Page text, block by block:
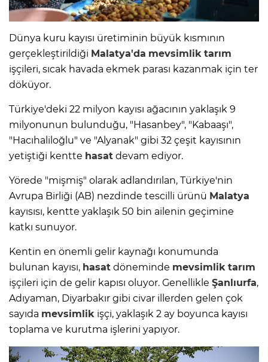
Dünya kuru kayısı üretiminin büyük kısmının
gerçekleştirildiği Malatya'da mevsimlik tarım
işçileri, sıcak havada ekmek parası kazanmak için ter
döküyor.
Türkiye'deki 22 milyon kayısı ağacının yaklaşık 9
milyonunun bulunduğu, "Hasanbey", "Kabaaşı",
"Hacıhaliloğlu" ve "Alyanak" gibi 32 çeşit kayısının
yetiştiği kentte hasat devam ediyor.
Yörede "mişmiş" olarak adlandırılan, Türkiye'nin
Avrupa Birliği (AB) nezdinde tescilli ürünü Malatya
kayısısı, kentte yaklaşık 50 bin ailenin geçimine
katkı sunuyor.
Kentin en önemli gelir kaynağı konumunda
bulunan kayısı, hasat döneminde mevsimlik tarım
işçileri için de gelir kapısı oluyor. Genellikle Şanlıurfa,
Adıyaman, Diyarbakır gibi civar illerden gelen çok
sayıda mevsimlik işçi, yaklaşık 2 ay boyunca kayısı
toplama ve kurutma işlerini yapıyor.